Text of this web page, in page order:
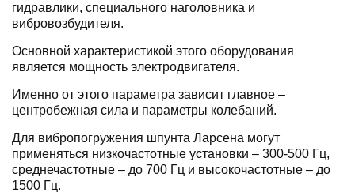
гидравлики, специального наголовника и
вибровозбудителя.
Основной характеристикой этого оборудования
является мощность электродвигателя.
Именно от этого параметра зависит главное –
центробежная сила и параметры колебаний.
Для вибропогружения шпунта Ларсена могут
применяться низкочастотные установки – 300-500 Гц,
среднечастотные – до 700 Гц и высокочастотные – до
1500 Гц.